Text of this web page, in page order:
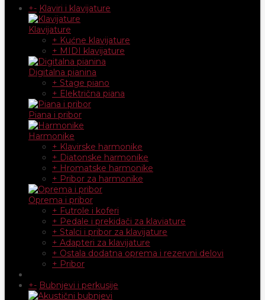
+- Klaviri i klavijature
Klavijature
+ Kućne klavijature
+ MIDI klavijature
Digitalna pianina
+ Stage piano
+ Električna piana
Piana i pribor
Harmonike
+ Klavirske harmonike
+ Diatonske harmonike
+ Hromatske harmonike
+ Pribor za harmonike
Oprema i pribor
+ Futrole i koferi
+ Pedale i prekidači za klaviature
+ Stalci i pribor za klavijature
+ Adapteri za klavijature
+ Ostala dodatna oprema i rezervni delovi
+ Pribor
+- Bubnjevi i perkusije